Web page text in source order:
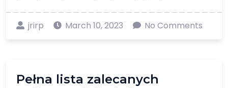
jrirp March 10, 2023 No Comments
Pełna lista zalecanych